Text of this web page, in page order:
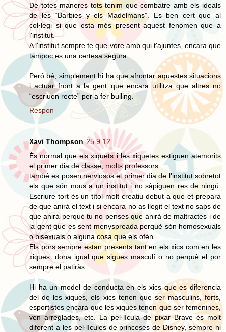
De totes maneres tots tenim que combatre amb els ideals
de les “Barbies y els Madelmans”. Es ben cert que al
col·legi si que esta més present aquest fenomen que a
l'institut.
A l'institut sempre te que vore amb qui t'ajuntes, encara que
tampoc es una certesa segura.
Peró bé, simplement hi ha que afrontar aquestes situacions
i actuar front a la gent que encara utilitza que altres no
“escriuen recte” per a fer bulling.
Respon
Xavi Thompson 25.9.12
És normal que els xiquets i les xiquetes estiguen atemorits
el primer dia de classe, molts professors
també es posen nerviosos el primer dia de l'institut sobretot
els que són nous a un institut i no sàpiguen res de ningú.
Escriure tort és un títol molt creatiu debut a que et prepara
de que anirà el text i si encara no as llegit el text no saps de
que anirà perquè tu no penses que anirà de maltractes i de
la gent que es sent menyspreada perquè són homosexuals
o bisexuals o alguna cosa que els ofén.
Els pors sempre estan presents tant en els xics com en les
xiques, dona igual que sigues masculí o no perquè el por
sempre el patiràs.
Hi ha un model de conducta en els xics que es diferencia
del de les xiques, els xics tenen que ser masculins, forts,
esportistes encara que les xiques tenen que ser femenines,
ven arreglades, etc. La pel·lícula de pixar Brave és molt
diferent a les pel·lícules de princeses de Disney, sempre hi